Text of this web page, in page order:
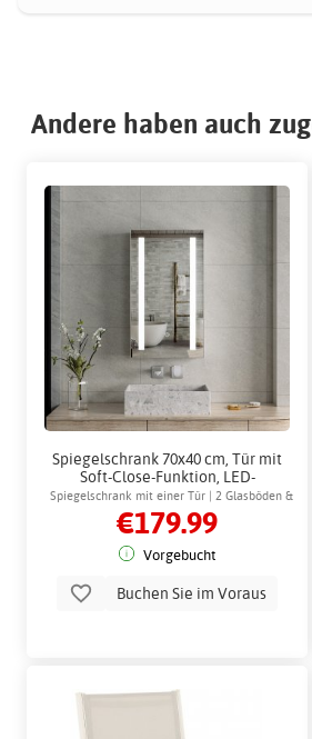
Andere haben auch
Spiegelschrank 70x40 cm, Tür mit
Soft-Close-Funktion, LED-
Beleuchtung - Padua
Spiegelschrank mit einer Tür | 2 Glasböden &
dimmbare Helligkeit
€179.99
Vorgebucht
Buchen Sie im Voraus